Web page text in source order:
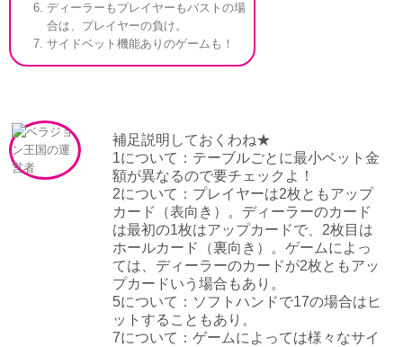
ディーラーもプレイヤーもバストの場
合は、プレイヤーの負け。
サイドベット機能ありのゲームも！
補足説明しておくわね★
1について：テーブルごとに最小ベット金
額が異なるので要チェックよ！
2について：プレイヤーは2枚ともアップ
カード（表向き）。ディーラーのカード
は最初の1枚はアップカードで、2枚目は
ホールカード（裏向き）。ゲームによっ
ては、ディーラーのカードが2枚ともアッ
プカードいう場合もあり。
5について：ソフトハンドで17の場合はヒ
ットすることもあり。
7について：ゲームによっては様々なサイ